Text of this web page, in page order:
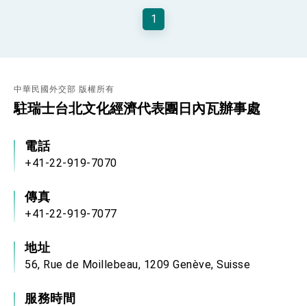
1
中華民國外交部 版權所有
駐瑞士台北文化經濟代表團日內瓦辦事處
電話
+41-22-919-7070
傳真
+41-22-919-7077
地址
56, Rue de Moillebeau, 1209 Genève, Suisse
服務時間